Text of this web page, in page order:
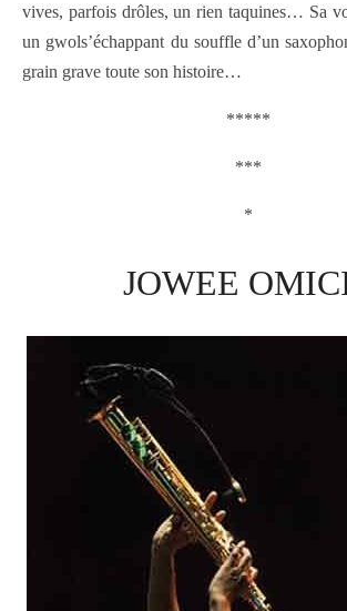
vives, parfois drôles, un rien taquines… Sa
un gwols’échappant du souffle d’un
grain grave toute son histoire…
*****
***
*
JOWEE